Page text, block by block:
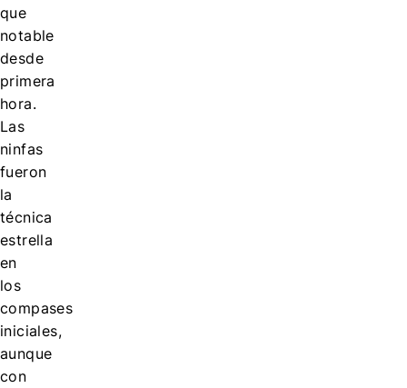
que
notable
desde
primera
hora.
Las
ninfas
fueron
la
técnica
estrella
en
los
compases
iniciales,
aunque
con